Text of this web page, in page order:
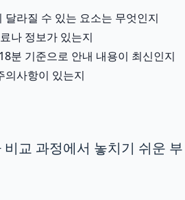
라질 수 있는 요소는 무엇인지
나 정보가 있는지
분 기준으로 안내 내용이 최신인지
의사항이 있는지
교 과정에서 놓치기 쉬운 부